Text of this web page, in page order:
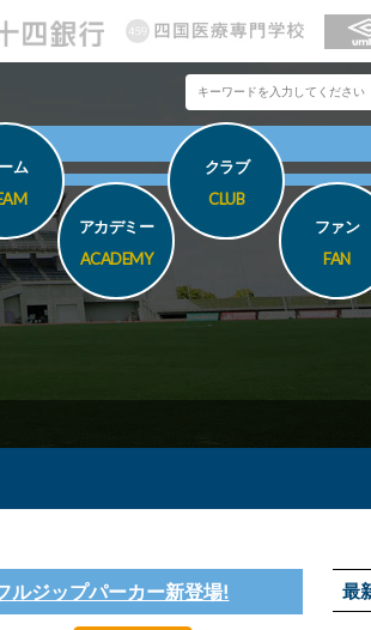
ム
アカデミー
ACADEMY
クラブ
CLUB
ファン
FAN
ルジップパーカー新登場! 最